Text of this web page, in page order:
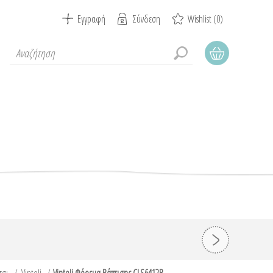
Εγγραφή Σύνδεση Wishlist(0)